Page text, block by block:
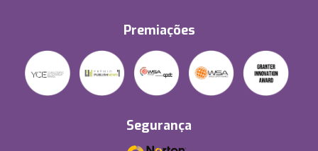
Premiações
Segurança